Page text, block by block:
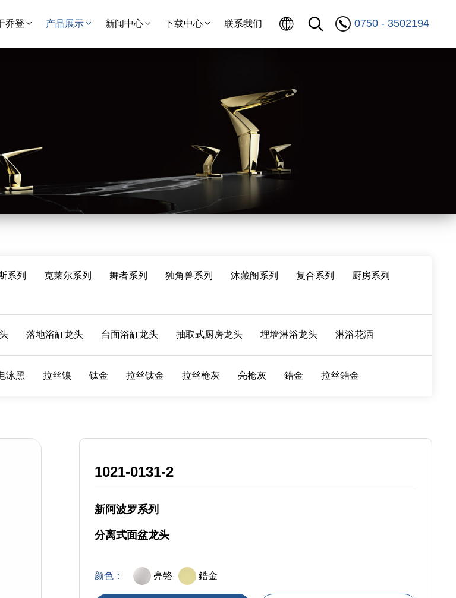
乔登 产品展示 新闻中心 下载中心 联系我们 0750 - 3502194
系列 克莱尔系列 舞者系列 独角兽系列 沐藏阁系列 复合系列
厨房系列
落地浴缸龙头 台面浴缸龙头 抽取式厨房龙头 埋墙淋浴龙头 淋浴花洒
泳黑 拉丝镍 钛金 拉丝钛金 拉丝枪灰 亮枪灰 鋯金 拉丝鋯金
1021-0131-2
新阿波罗系列
分离式面盆龙头
颜色： 亮铬 鋯金